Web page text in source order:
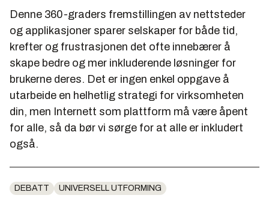
Denne 360-graders fremstillingen av nettsteder
og applikasjoner sparer selskaper for både tid,
krefter og frustrasjonen det ofte innebærer å
skape bedre og mer inkluderende løsninger for
brukerne deres. Det er ingen enkel oppgave å
utarbeide en helhetlig strategi for virksomheten
din, men Internett som plattform må være åpent
for alle, så da bør vi sørge for at alle er inkludert
også.
DEBATT UNIVERSELL UTFORMING